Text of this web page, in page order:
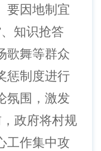
要因地制宜
知识抢答
歌舞等群众
惩制度进行
氛围，激发
政府将村规
工作集中攻